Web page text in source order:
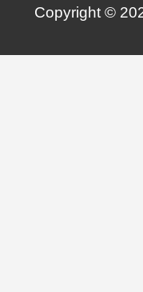
Copyright ©